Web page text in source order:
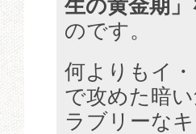
生の黄金期
のです。
何よりもイ
で攻めた暗
ラブリーな